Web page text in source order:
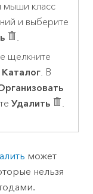
мыши класс
и выберите
.
щелкните
Каталог. В
Удалить .
может
нельзя